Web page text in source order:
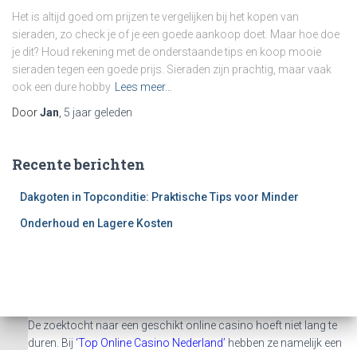
Het is altijd goed om prijzen te vergelijken bij het kopen van
sieraden, zo check je of je een goede aankoop doet. Maar hoe doe
je dit? Houd rekening met de onderstaande tips en koop mooie
sieraden tegen een goede prijs. Sieraden zijn prachtig, maar vaak
ook een dure hobby
Lees meer…
DoorJan 5 jaar geleden
Recente berichten
Dakgoten in Topconditie: Praktische Tips voor Minder
Onderhoud en Lagere Kosten
De zoektocht naar een geschikt online casino hoeft niet lang te
duren. Bij ‘Top Online Casino Nederland’ hebben ze namelijk een